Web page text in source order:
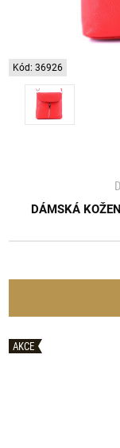
Kód: 36926
DÁMSKÁ
AKCE